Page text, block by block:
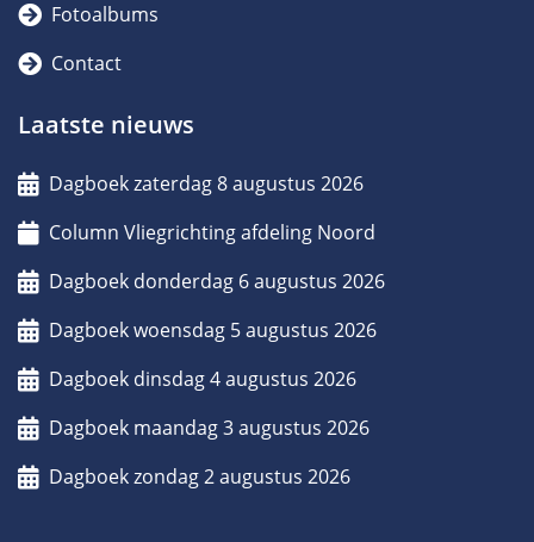
Fotoalbums
Contact
Laatste nieuws
Dagboek zaterdag 8 augustus 2026
Column Vliegrichting afdeling Noord
Dagboek donderdag 6 augustus 2026
Dagboek woensdag 5 augustus 2026
Dagboek dinsdag 4 augustus 2026
Dagboek maandag 3 augustus 2026
Dagboek zondag 2 augustus 2026